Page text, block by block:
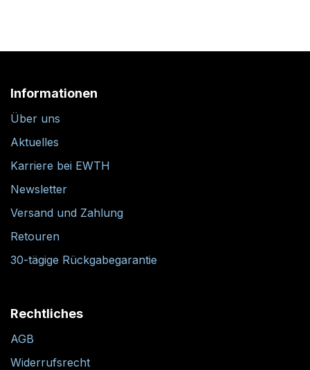
Informationen
Über uns
Aktuelles
Karriere bei EWTH
Newsletter
Versand und Zahlung
Retouren
30-tägige Rückgabegarantie
Rechtliches
AGB
Widerrufsrecht